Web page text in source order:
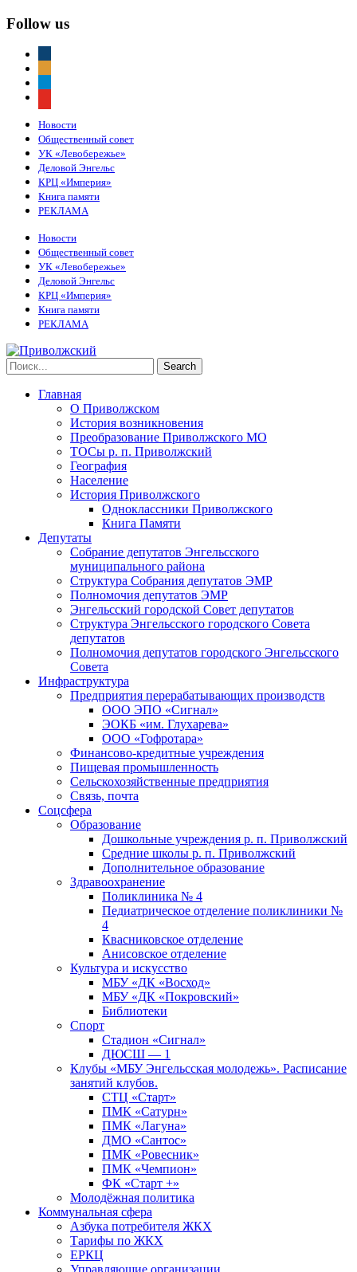
Follow us
Новости
Общественный совет
УК «Левобережье»
Деловой Энгельс
КРЦ «Империя»
Книга памяти
РЕКЛАМА
Новости
Общественный совет
УК «Левобережье»
Деловой Энгельс
КРЦ «Империя»
Книга памяти
РЕКЛАМА
Главная
О Приволжском
История возникновения
Преобразование Приволжского МО
ТОСы р. п. Приволжский
География
Население
История Приволжского
Одноклассники Приволжского
Книга Памяти
Депутаты
Собрание депутатов Энгельсского
муниципального района
Структура Собрания депутатов ЭМР
Полномочия депутатов ЭМР
Энгельсский городской Совет депутатов
Структура Энгельсского городского Совета
депутатов
Полномочия депутатов городского Энгельсского
Совета
Инфраструктура
Предприятия перерабатывающих производств
ООО ЭПО «Сигнал»
ЭОКБ «им. Глухарева»
ООО «Гофротара»
Финансово-кредитные учреждения
Пищевая промышленность
Сельскохозяйственные предприятия
Связь, почта
Соцсфера
Образование
Дошкольные учреждения р. п. Приволжский
Средние школы р. п. Приволжский
Дополнительное образование
Здравоохранение
Поликлиника № 4
Педиатрическое отделение поликлиники №
4
Квасниковское отделение
Анисовское отделение
Культура и искусство
МБУ «ДК «Восход»
МБУ «ДК «Покровский»
Библиотеки
Спорт
Стадион «Сигнал»
ДЮСШ — 1
Клубы «МБУ Энгельсская молодежь». Расписание
занятий клубов.
СТЦ «Старт»
ПМК «Сатурн»
ПМК «Лагуна»
ДМО «Сантос»
ПМК «Ровесник»
ПМК «Чемпион»
ФК «Старт +»
Молодёжная политика
Коммунальная сфера
Азбука потребителя ЖКХ
Тарифы по ЖКХ
ЕРКЦ